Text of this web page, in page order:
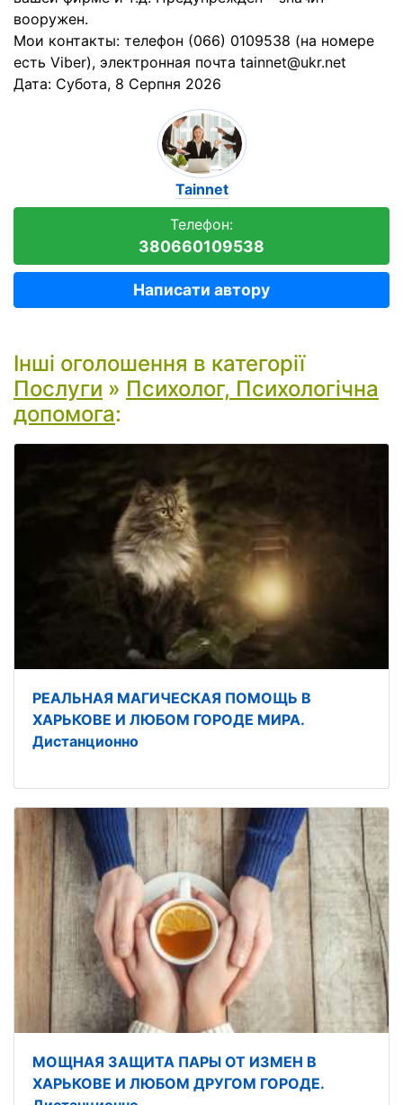
вооружен.
Мои контакты: телефон (066) 0109538 (на номере
есть Viber), электронная почта tainnet@ukr.net
Дата: Субота, 8 Серпня 2026
Tainnet
Телефон:
380660109538
Написати автору
Інші оголошення в категорії
Послуги » Психолог, Психологічна
допомога:
РЕАЛЬНАЯ МАГИЧЕСКАЯ ПОМОЩЬ В
ХАРЬКОВЕ И ЛЮБОМ ГОРОДЕ МИРА.
Дистанционно
МОЩНАЯ ЗАЩИТА ПАРЫ ОТ ИЗМЕН В
ХАРЬКОВЕ И ЛЮБОМ ДРУГОМ ГОРОДЕ.